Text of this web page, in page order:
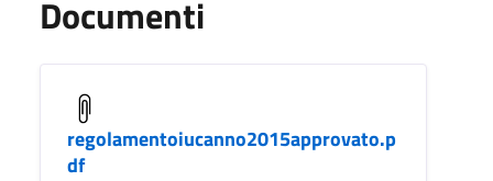
Documenti
regolamentoiucanno2015approvato.p
df